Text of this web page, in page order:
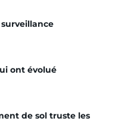
ont évolué
de sol truste les